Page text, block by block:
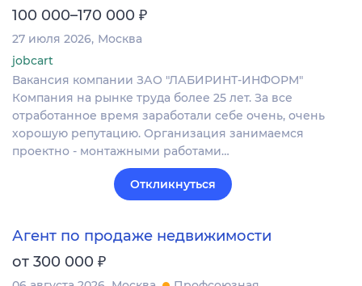
100 000–170 000 ₽
27 июля 2026 Москва
jobcart
Вакансия компании ЗАО "ЛАБИРИНТ-ИНФОРМ"
Компания на рынке труда более 25 лет. За все
отработанное время заработали себе очень, очень
хорошую репутацию. Организация занимаемся
проектно - монтажными работами…
Откликнуться
Агент по продаже недвижимости
от 300 000 ₽